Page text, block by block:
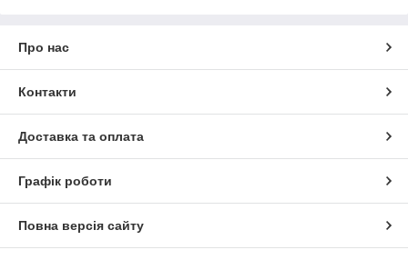
Про нас
Контакти
Доставка та оплата
Графік роботи
Повна версія сайту